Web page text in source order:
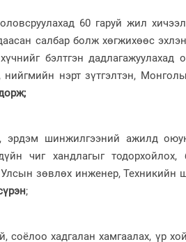
60 гаруй жил хичээл
салбар болж хөгжихөөс
бэлтгэн дадлагажуулахад
нэрт зүтгэлтэн,
;
эрдэм шинжилгээний ажилд
чиг хандлагыг тодорхойлох,
зөвлөх инженер, Техникийн
;
соёлоо хадгалан хамгаалах, үр